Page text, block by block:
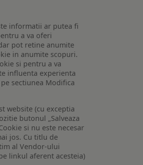
informatii ar putea fi
a va oferi
pot retine anumite
in anumite scopuri.
si pentru a va
influenta experienta
sectiunea Modifica
website (cu exceptia
butonul „Salveaza
si nu este necesar
jos. Cu titlu de
al Vendor-ului
linkul aferent acesteia)